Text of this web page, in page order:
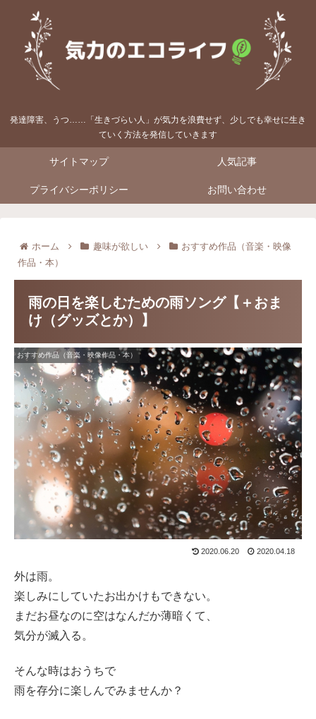
発達障害、うつ……「生きづらい人」が気力を浪費せず、少しでも幸せに生き
ていく方法を発信していきます
サイトマップ 人気記事
プライバシーポリシー お問い合わせ
ホーム 趣味が欲しい
おすすめ作品（音楽・映像
作品・本）
雨の日を楽しむための雨ソング【＋おま
け（グッズとか）】
おすすめ作品（音楽・映像作品・本）
2020.06.20 2020.04.18
外は雨。
楽しみにしていたお出かけもできない。
まだお昼なのに空はなんだか薄暗くて、
気分が滅入る。
そんな時はおうちで
雨を存分に楽しんでみませんか？